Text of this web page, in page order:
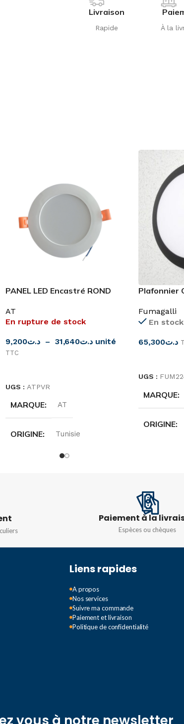
Livraison
Rapide À la
PANEL LED Encastré ROND
AT
En rupture de stock
د.ت9,200 – د.ت31,640 unité
TTC
UGS : ATPVR
MARQUE AT
ORIGINE Tunisie
20W
TENSION 220 V
Plafonnier
Fumagalli
En stock
د.ت65,300
UGS :
MARQUE
ORIGINE
Paiement à la
Espèces ou chèques
Liens rapides
A propos
Nos services
Suivre ma commande
Paiement et livraison
Politique de confidentialité
vous à notre newsletter